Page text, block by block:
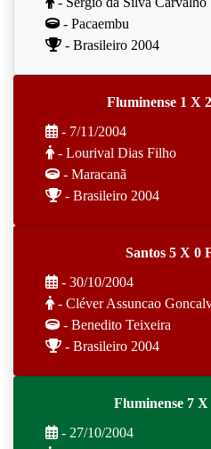
- Pacaembu
- Brasileiro 2004
Fluminense 1 X
- 7/11/2004
- Lourival Dias Filho
- Maracanã
- Brasileiro 2004
Santos 5 X 0
- 30/10/2004
- Cléver Assuncao
- Benedito Teixeira
- Brasileiro 2004
Fluminense 7
- 27/10/2004